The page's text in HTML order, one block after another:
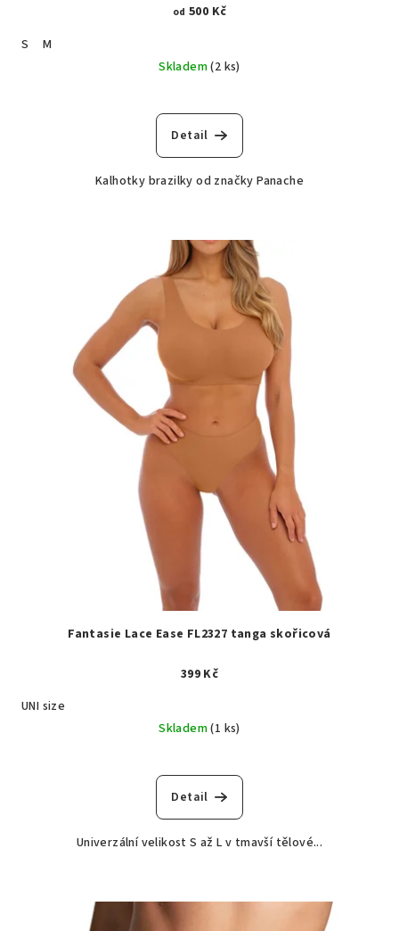
od 500 Kč
S
M
Skladem(2 ks)
Detail
Kalhotky brazilky od značky Panache
Fantasie Lace Ease FL2327 tanga skořicová
399 Kč
UNI size
Skladem(1 ks)
Detail
Univerzální velikost S až L v tmavší tělové...